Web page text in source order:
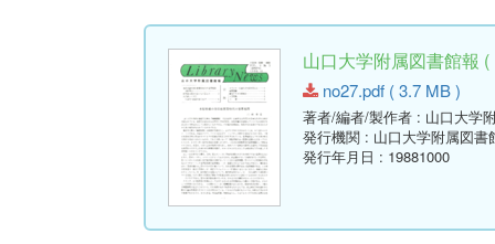
山口大学附属図書館報
no27.pdf ( 3.7 MB )
著者/編者/製作者 : 山口大学
発行機関 : 山口大学附属図書
発行年月日 : 19881000